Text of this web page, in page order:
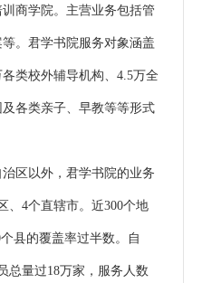
商学院。主营业务包括管
。君学书院服务对象涵盖
类校外辅导机构、4.5万全
各类亲子、早教等等形式
区以外，君学书院的业务
、4个直辖市。近300个地
县的覆盖率过半数。自
总量过18万家，服务人数